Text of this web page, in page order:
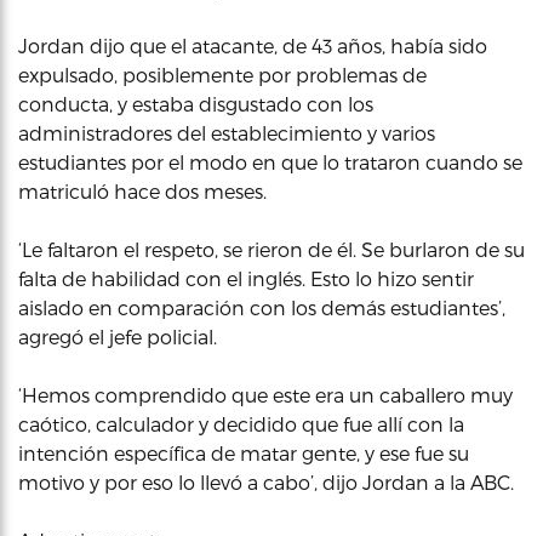
Jordan dijo que el atacante, de 43 años, había sido
expulsado, posiblemente por problemas de
conducta, y estaba disgustado con los
administradores del establecimiento y varios
estudiantes por el modo en que lo trataron cuando se
matriculó hace dos meses.
‘Le faltaron el respeto, se rieron de él. Se burlaron de su
falta de habilidad con el inglés. Esto lo hizo sentir
aislado en comparación con los demás estudiantes’,
agregó el jefe policial.
‘Hemos comprendido que este era un caballero muy
caótico, calculador y decidido que fue allí con la
intención específica de matar gente, y ese fue su
motivo y por eso lo llevó a cabo’, dijo Jordan a la ABC.